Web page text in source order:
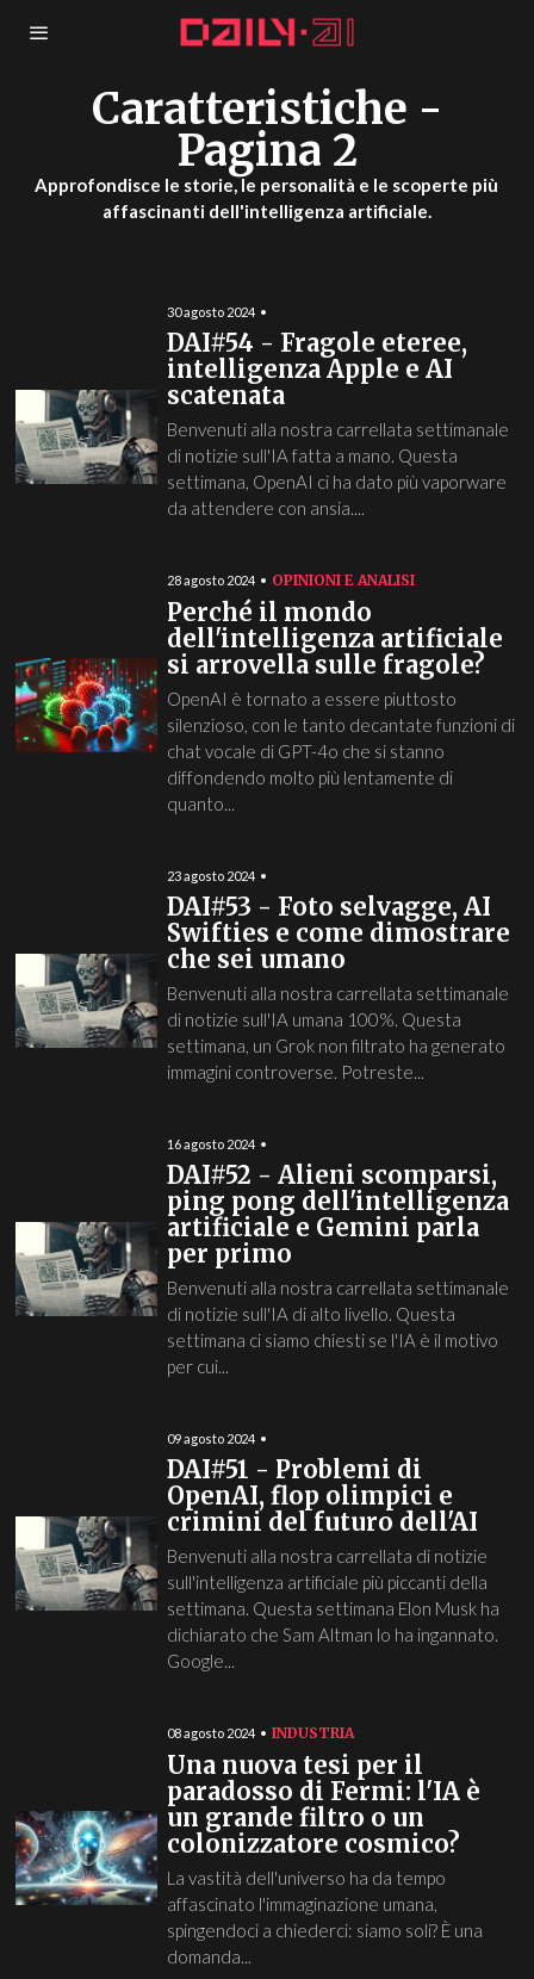
Caratteristiche -
Pagina 2
Approfondisce le storie, le personalità e le scoperte più
affascinanti dell'intelligenza artificiale.
30 agosto 2024
DAI#54 - Fragole eteree,
intelligenza Apple e AI
scatenata
Benvenuti alla nostra carrellata settimanale
di notizie sull'IA fatta a mano. Questa
settimana, OpenAI ci ha dato più vaporware
da attendere con ansia....
28 agosto 2024 OPINIONI E ANALISI
Perché il mondo
dell'intelligenza artificiale
si arrovella sulle fragole?
OpenAI è tornato a essere piuttosto
silenzioso, con le tanto decantate funzioni di
chat vocale di GPT-4o che si stanno
diffondendo molto più lentamente di
quanto...
23 agosto 2024
DAI#53 - Foto selvagge, AI
Swifties e come dimostrare
che sei umano
Benvenuti alla nostra carrellata settimanale
di notizie sull'IA umana 100%. Questa
settimana, un Grok non filtrato ha generato
immagini controverse. Potreste...
16 agosto 2024
DAI#52 - Alieni scomparsi,
ping pong dell'intelligenza
artificiale e Gemini parla
per primo
Benvenuti alla nostra carrellata settimanale
di notizie sull'IA di alto livello. Questa
settimana ci siamo chiesti se l'IA è il motivo
per cui...
09 agosto 2024
DAI#51 - Problemi di
OpenAI, flop olimpici e
crimini del futuro dell'AI
Benvenuti alla nostra carrellata di notizie
sull'intelligenza artificiale più piccanti della
settimana. Questa settimana Elon Musk ha
dichiarato che Sam Altman lo ha ingannato.
Google...
08 agosto 2024 INDUSTRIA
Una nuova tesi per il
paradosso di Fermi: l'IA è
un grande filtro o un
colonizzatore cosmico?
La vastità dell'universo ha da tempo
affascinato l'immaginazione umana,
spingendoci a chiederci: siamo soli? È una
domanda...